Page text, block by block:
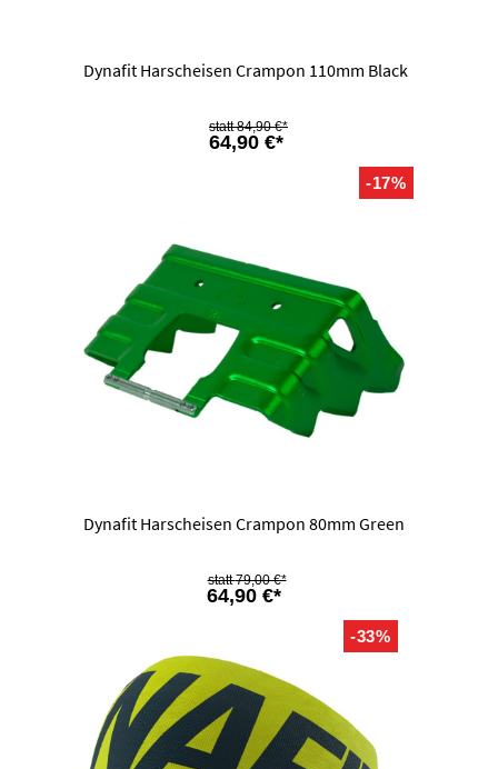
Dynafit Harscheisen Crampon 110mm Black
64,90 €*
84,90 €*
-17%
Dynafit Harscheisen Crampon 80mm Green
64,90 €*
79,00 €*
-33%